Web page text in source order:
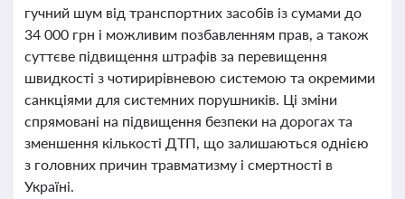
гучний шум від транспортних засобів із сумами до
34 000 грн і можливим позбавленням прав, а також
суттєве підвищення штрафів за перевищення
швидкості з чотирирівневою системою та окремими
санкціями для системних порушників. Ці зміни
спрямовані на підвищення безпеки на дорогах та
зменшення кількості ДТП, що залишаються однією
з головних причин травматизму і смертності в
Україні.